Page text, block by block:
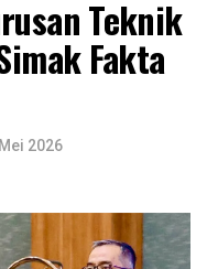
Teknik
Fakta
2026